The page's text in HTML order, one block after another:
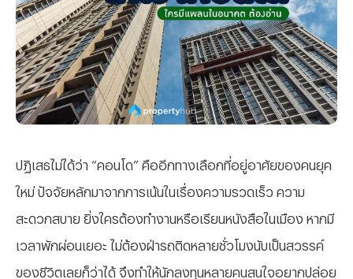
ปฏิเสธไม่ได้ว่า “คอนโด” คืออีกทางเลือกที่อยู่อาศัยของคนยุค
ใหม่ ปัจจัยหลักมาจากการเน้นในเรื่องความรวดเร็ว ความ
สะดวกสบาย ยิ่งใครต้องทำงานหรือเรียนหนังสือในเมือง หากมี
เวลาพักผ่อนเยอะ ไม่ต้องฝ่ารถติดหลายชั่วโมงนับเป็นสวรรค์
ของชีวิตเลยก็ว่าได้ จึงทำให้นักลงทุนหลายคนสนใจอยากปล่อย